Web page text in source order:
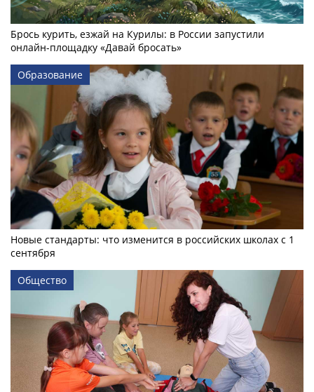
Брось курить, езжай на Курилы: в России запустили
онлайн-­площадку «Давай бросать»
Образование
Новые стандарты: что изменится в российских школах с 1
сентября
Общество